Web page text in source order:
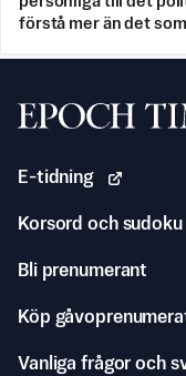
förstå mer än det
Svenska Epoch
E-tidning
Korsord och sudoku
Bli prenumerant
Köp
Vanliga frågor och